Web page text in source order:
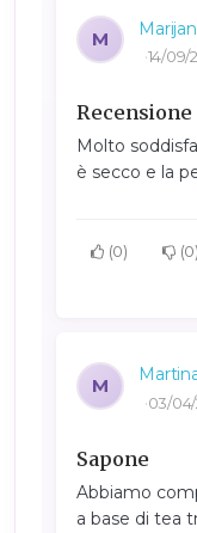
M
14/09/
Recensione
Molto
è secco e la
0 0
M
03/
Sapone
Abbiamo
a base di tea